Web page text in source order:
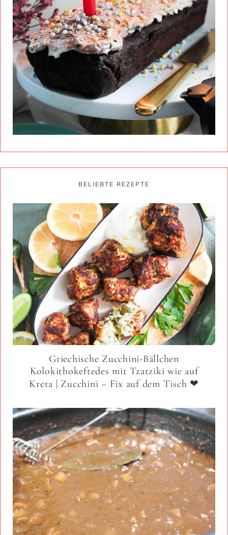
BELIEBTE REZEPTE
Griechische Zucchini-Bällchen
Kolokithokeftedes mit Tzatziki wie auf
Kreta | Zucchini – Fix auf dem Tisch ❤